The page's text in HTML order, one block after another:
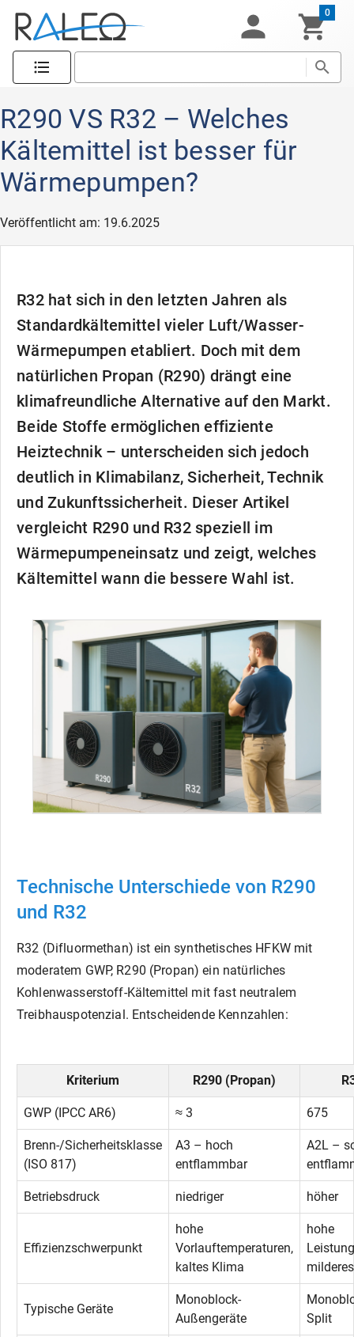
0
R290 VS R32 – Welches
Kältemittel ist besser für
Wärmepumpen?
Veröffentlicht am: 19.6.2025
R32 hat sich in den letzten Jahren als
Standardkältemittel vieler Luft/Wasser-
Wärmepumpen etabliert. Doch mit dem
natürlichen Propan (R290) drängt eine
klimafreundliche Alternative auf den Markt.
Beide Stoffe ermöglichen effiziente
Heiztechnik – unterscheiden sich jedoch
deutlich in Klimabilanz, Sicherheit, Technik
und Zukunftssicherheit. Dieser Artikel
vergleicht R290 und R32 speziell im
Wärmepumpeneinsatz und zeigt, welches
Kältemittel wann die bessere Wahl ist.
Technische Unterschiede von R290
und R32
R32 (Difluormethan) ist ein synthetisches HFKW mit
moderatem GWP, R290 (Propan) ein natürliches
Kohlenwasserstoff-Kältemittel mit fast neutralem
Treibhauspotenzial. Entscheidende Kennzahlen:
Kriterium R290 (Propan)
GWP (IPCC AR6) ≈ 3 675
Brenn-/Sicherheitsklasse
(ISO 817)
A3 – hoch
entflammbar
A2L –
Betriebsdruck niedriger höher
Effizienzschwerpunkt
hohe
Vorlauftemperaturen,
kaltes Klima
hohe
Typische Geräte
Monoblock-
Außengeräte
Split